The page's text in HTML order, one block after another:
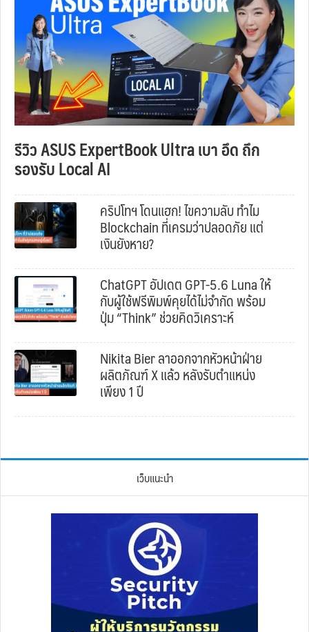
รีวิว ASUS ExpertBook Ultra เบา อึด ถึก
รองรับ Local AI
คริปโทฯ โดนแฮก! ไขความลับ ทำไม
Blockchain ที่เครมว่าปลอดภัย แต่
เงินยังหาย?
ChatGPT อัปเดต GPT-5.6 Luna ให้
กับผู้ใช้ฟรีพิมพ์คุยได้ไม่จำกัด พร้อม
ปุ่ม “Think” ช่วยคิดวิเคราะห์
Nikita Bier ลาออกจากหัวหน้าฝ่าย
ผลิตภัณฑ์ X แล้ว หลังรับตำแหน่ง
เพียง 1 ปี
เว็บแนะนำ